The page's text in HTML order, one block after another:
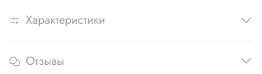
Характеристики
Отзывы